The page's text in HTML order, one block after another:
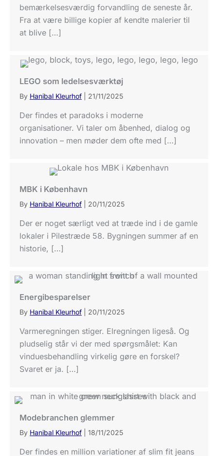
bemærkelsesværdig forvandling de seneste år.
Fra at være billige kopier af kendte malerier til
at blive […]
LEGO som ledelsesværktøj
By Hanibal Kleurhof 21/11/2025
Der findes et paradoks i moderne
organisationer. Vi taler om åbenhed, dialog og
innovation – men møder dem ofte med […]
MBK i København
By Hanibal Kleurhof 20/11/2025
Der er noget særligt ved at træde ind i de gamle
lokaler i Pilestræde 58. Bygningen summer af en
historie, […]
Energibesparelser
By Hanibal Kleurhof 20/11/2025
Varmeregningen stiger. Elregningen ligeså. Og
pludselig står vi der med spørgsmålet: Kan
vinduesbehandling virkelig gøre en forskel?
Svaret er ja. […]
Modebranchen glemmer
By Hanibal Kleurhof 18/11/2025
Der findes en million variationer af slim fit jeans